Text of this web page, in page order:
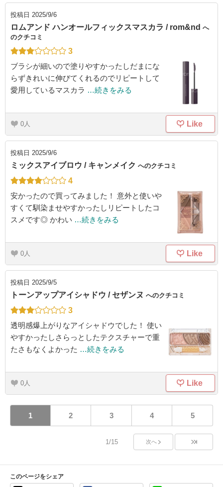
投稿日 2025/9/6
ロムアンド ハンオールフィックスマスカラ / rom&nd へ
のクチコミ
3
ブラシが細いので塗りやすかったしだまにな
らずきれいに伸びてくれるのでリピートして
愛用しているマスカラ …続きをみる
0 Like
投稿日 2025/9/6
ミックスアイブロウ / キャンメイク へのクチコミ
4
安かったので買ってみました！ 意外と使いや
すくて馴染ませやすかったしリピートしたコ
スメです◎ かわい …続きをみる
0 Like
投稿日 2025/9/5
トーンアップアイシャドウ / セザンヌ へのクチコミ
3
透明感爆上がりなアイシャドウでした！ 使い
やすかったしさらっとしたテクスチャーで重
たさもなくよかった …続きをみる
0 Like
1 2 3 4 5
1/15 次へ
このページをシェア